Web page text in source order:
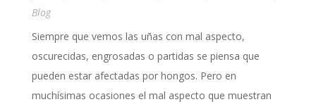
Blog
Siempre que vemos las uñas con mal aspecto,
oscurecidas, engrosadas o partidas se piensa que
pueden estar afectadas por hongos. Pero en
muchísimas ocasiones el mal aspecto que muestran